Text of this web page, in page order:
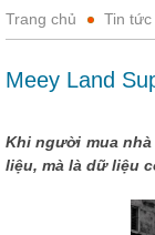
Trang chủ Tin tức
Meey Land
Khi người mua
liệu, mà là dữ liệu